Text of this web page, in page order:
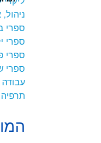
ניהול,
ספרי
ספרי
ספרי
ספרי
תרפיה